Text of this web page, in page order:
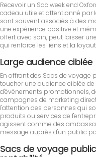
Recevoir un Sac week end
cadeau utile et attentionné par
sont souvent associés à des
une expérience positive et
offert avec soin, peut laisser
qui renforce les liens et la
Large audience ciblée
En offrant des Sacs de voyage
toucher une audience ciblée
d'événements promotionnels,
campagnes de marketing
l'attention des personnes qui
produits ou services de
agissent comme des
message auprès d'un public
Sacs de voyage